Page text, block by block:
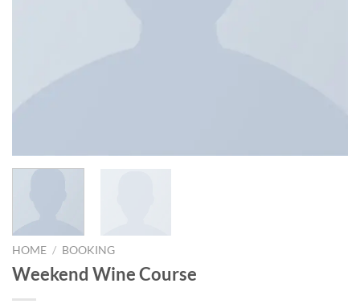
HOME / BOOKING
Weekend Wine Course